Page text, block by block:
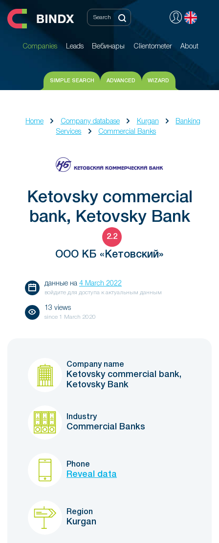
Companies Leads Вебинары Clientometer About
Companies Leads Вебинары Clientometer About
SIMPLE SEARCH ADVANCED WIZARD
Home Company database Kurgan
Banking
Services
Commercial Banks
Ketovsky commercial
bank, Ketovsky Bank
2.2
ООО КБ «Кетовский»
данные на 4 March 2022
войдите для доступа к актуальным данным
13 views
since 1 March 2020
Company name
Ketovsky commercial bank,
Ketovsky Bank
Industry
Commercial Banks
Phone
Reveal data
Region
Kurgan